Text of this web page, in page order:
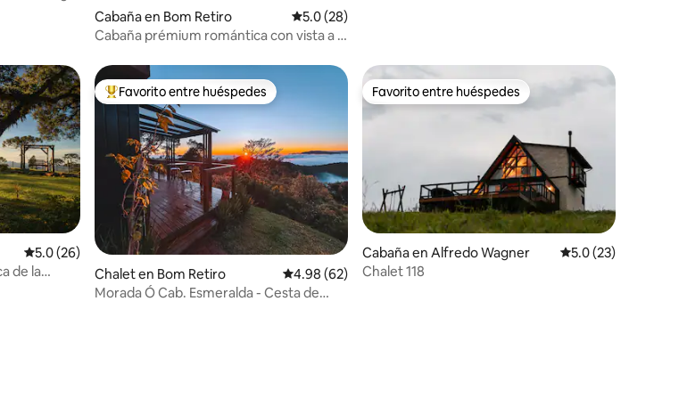
Cabaña en Bom Retiro Calificación promedio: 5.0 de 5; 28 evaluaciones
5.0 (28)
Cabaña prémium romántica con vista a la
Calificación promedio: 5.0 de 5; 26 evaluaciones
5.0 (26)
de la
De los mejores en Favorito entre huéspedes
Favorito entre huéspedes
Chalet en Bom Retiro Calificación promedio: 4.98 de 5; 62 evaluaciones
4.98 (62)
Morada Ó Cab. Esmeralda - Cesta de
Favorito entre huéspedes
Favorito entre huéspedes
Cabaña en Alfredo Wagner Calificación
5.0 (23)
Chalet 118